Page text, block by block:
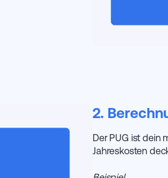
2.
Der PUG ist dein
Jahreskosten